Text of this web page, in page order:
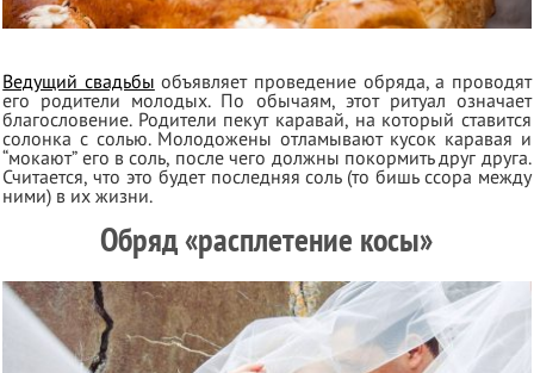
Ведущий свадьбы объявляет проведение обряда, а проводят
его родители молодых. По обычаям, этот ритуал означает
благословение. Родители пекут каравай, на который ставится
солонка с солью. Молодожены отламывают кусок каравая и
“мокают” его в соль, после чего должны покормить друг друга.
Считается, что это будет последняя соль (то бишь ссора между
ними) в их жизни.
Обряд «расплетение косы»